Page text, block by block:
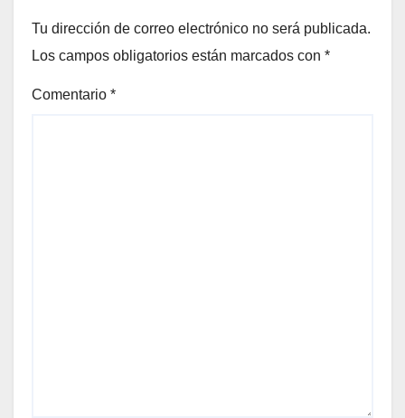
Tu dirección de correo electrónico no será publicada.
Los campos obligatorios están marcados con *
Comentario *